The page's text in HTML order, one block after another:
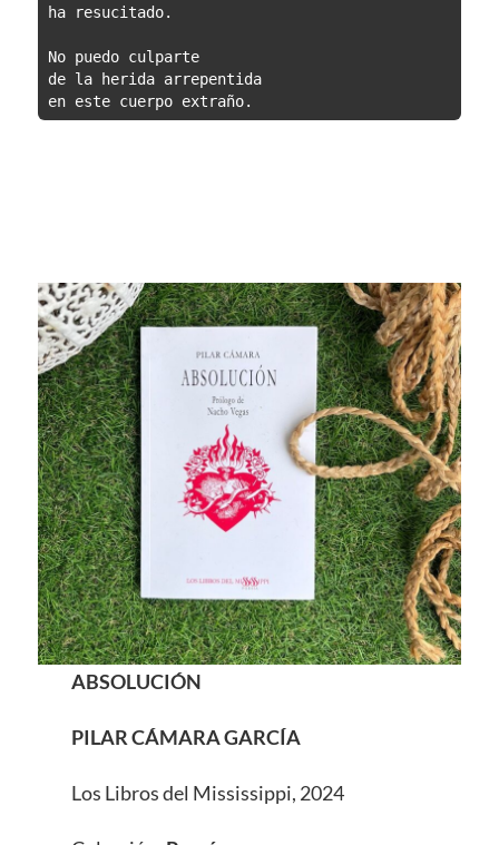
ha resucitado.
No puedo culparte
de la herida arrepentida
en este cuerpo extraño.
ABSOLUCIÓN
PILAR CÁMARA GARCÍA
Los Libros del Mississippi, 2024